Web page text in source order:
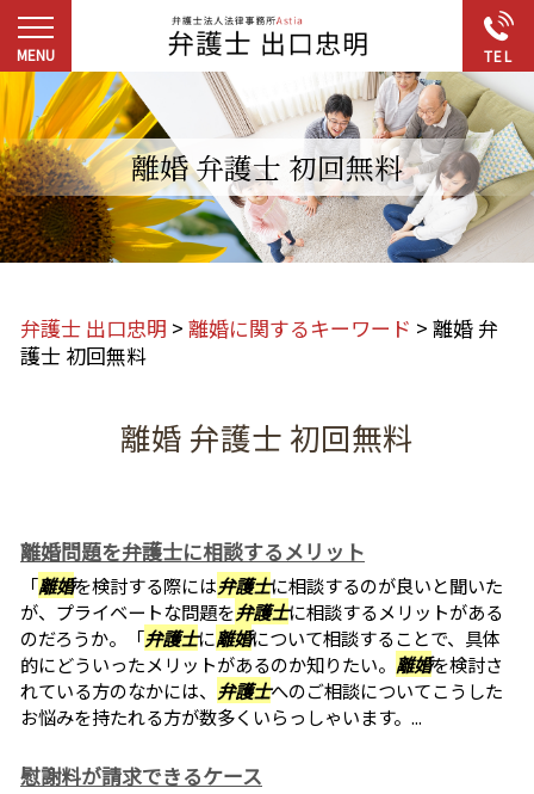
離婚 弁護士 初回無料
弁護士 出口忠明 > 離婚に関するキーワード > 離婚 弁
護士 初回無料
離婚 弁護士 初回無料
離婚問題を弁護士に相談するメリット
「離婚を検討する際には弁護士に相談するのが良いと聞いた
が、プライベートな問題を弁護士に相談するメリットがある
のだろうか。「弁護士に離婚について相談することで、具体
的にどういったメリットがあるのか知りたい。 離婚を検討さ
れている方のなかには、 弁護士へのご相談についてこうした
お悩みを持たれる方が数多くいらっしゃいます。...
慰謝料が請求できるケース